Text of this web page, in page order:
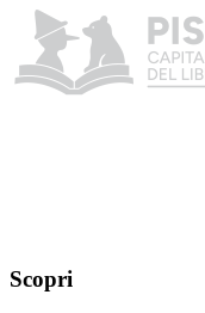
Scopri